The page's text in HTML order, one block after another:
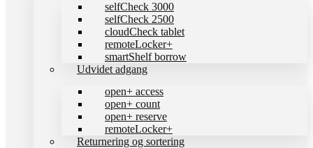
selfCheck 3000
selfCheck 2500
cloudCheck tablet
remoteLocker+
smartShelf borrow
Udvidet adgang
open+ access
open+ count
open+ reserve
remoteLocker+
Returnering og sortering